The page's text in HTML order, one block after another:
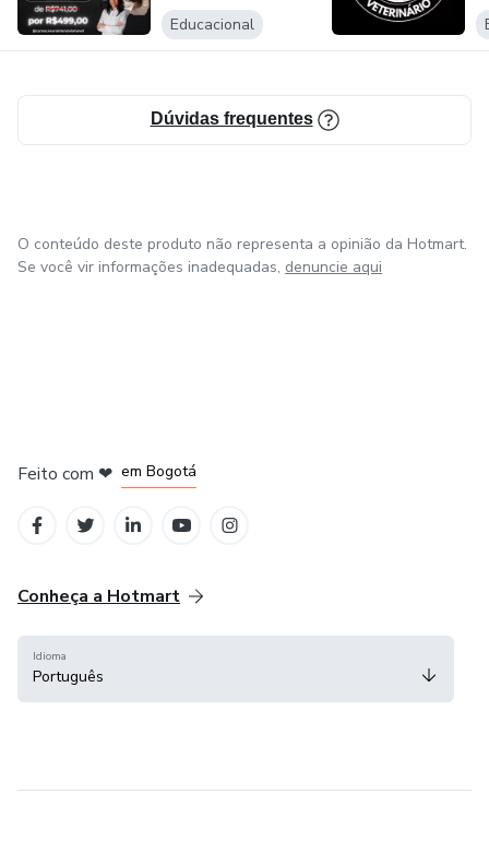
Educacional
Dúvidas frequentes
O conteúdo deste produto não representa a opinião da Hotmart.
Se você vir informações inadequadas, denuncie aqui
Feito com ❤ em Bogotá
Conheça a Hotmart
Idioma
Português